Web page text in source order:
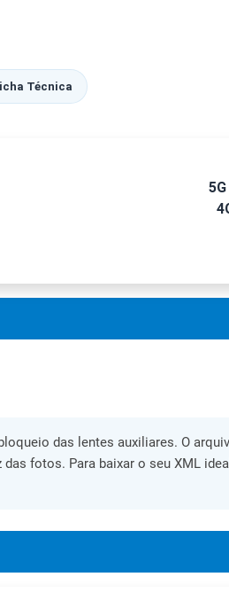
Técnica
das lentes auxiliares. O
fotos. Para baixar o seu XML